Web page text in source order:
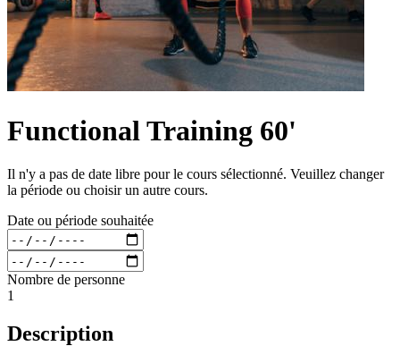
Functional Training 60'
Il n'y a pas de date libre pour le cours sélectionné. Veuillez changer
la période ou choisir un autre cours.
Date ou période souhaitée
Nombre de personne
1
Description